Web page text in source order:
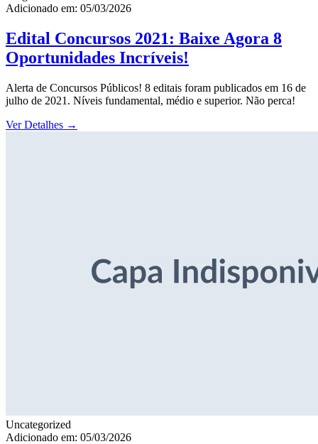
Adicionado em: 05/03/2026
Edital Concursos 2021: Baixe Agora 8
Oportunidades Incríveis!
Alerta de Concursos Públicos! 8 editais foram publicados em 16 de
julho de 2021. Níveis fundamental, médio e superior. Não perca!
Ver Detalhes →
Uncategorized
Adicionado em: 05/03/2026